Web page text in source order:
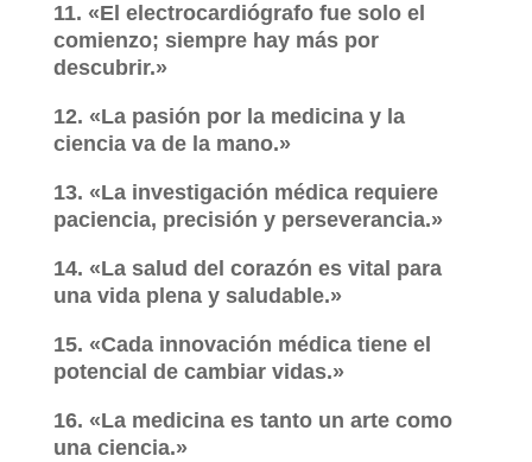
11. «El electrocardiógrafo fue solo el
comienzo; siempre hay más por
descubrir.»
12. «La pasión por la medicina y la
ciencia va de la mano.»
13. «La investigación médica requiere
paciencia, precisión y perseverancia.»
14. «La salud del corazón es vital para
una vida plena y saludable.»
15. «Cada innovación médica tiene el
potencial de cambiar vidas.»
16. «La medicina es tanto un arte como
una ciencia.»